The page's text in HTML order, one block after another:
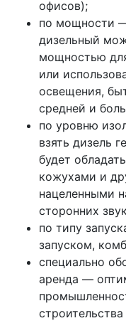
офисов);
по мощности
дизельный
мощностью
или
освещения,
средней и
по уровню
взять дизель
будет
кожухами и
нацеленными
сторонних
по типу
запуском,
специально
аренда —